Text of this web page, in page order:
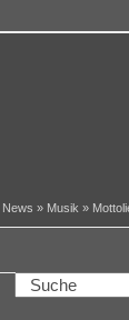
News » Musik »
Search